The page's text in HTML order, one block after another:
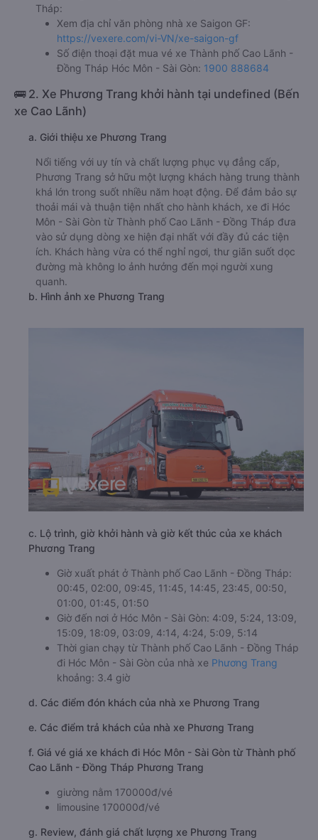
Tháp:
Xem địa chỉ văn phòng nhà xe Saigon GF:
https://vexere.com/vi-VN/xe-saigon-gf
Số điện thoại đặt mua vé xe Thành phố Cao Lãnh -
Đồng Tháp Hóc Môn - Sài Gòn: 1900 888684
🚌 2. Xe Phương Trang khởi hành tại undefined (Bến
xe Cao Lãnh)
a. Giới thiệu xe Phương Trang
Nổi tiếng với uy tín và chất lượng phục vụ đẳng cấp,
Phương Trang sở hữu một lượng khách hàng trung thành
khá lớn trong suốt nhiều năm hoạt động. Để đảm bảo sự
thoải mái và thuận tiện nhất cho hành khách, xe đi Hóc
Môn - Sài Gòn từ Thành phố Cao Lãnh - Đồng Tháp đưa
vào sử dụng dòng xe hiện đại nhất với đầy đủ các tiện
ích. Khách hàng vừa có thể nghỉ ngơi, thư giãn suốt dọc
đường mà không lo ảnh hưởng đến mọi người xung
quanh.
b. Hình ảnh xe Phương Trang
c. Lộ trình, giờ khởi hành và giờ kết thúc của xe khách
Phương Trang
Giờ xuất phát ở Thành phố Cao Lãnh - Đồng Tháp:
00:45, 02:00, 09:45, 11:45, 14:45, 23:45, 00:50,
01:00, 01:45, 01:50
Giờ đến nơi ở Hóc Môn - Sài Gòn: 4:09, 5:24, 13:09,
15:09, 18:09, 03:09, 4:14, 4:24, 5:09, 5:14
Thời gian chạy từ Thành phố Cao Lãnh - Đồng Tháp
đi Hóc Môn - Sài Gòn của nhà xe Phương Trang
khoảng: 3.4 giờ
d. Các điểm đón khách của nhà xe Phương Trang
e. Các điểm trả khách của nhà xe Phương Trang
f. Giá vé giá xe khách đi Hóc Môn - Sài Gòn từ Thành phố
Cao Lãnh - Đồng Tháp Phương Trang
giường nằm 170000đ/vé
limousine 170000đ/vé
g. Review, đánh giá chất lượng xe Phương Trang